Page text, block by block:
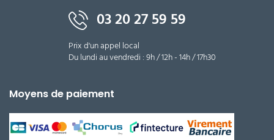
03 20 27 59 59
Prix d'un appel local
Du lundi au vendredi : 9h / 12h - 14h / 17h30
Moyens de paiement